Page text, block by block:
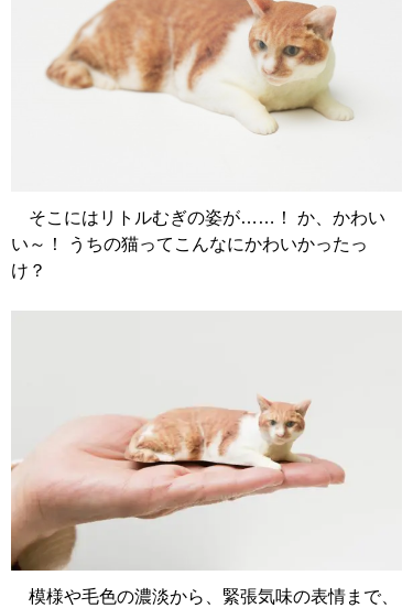
そこにはリトルむぎの姿が……！ か、かわい
い～！ うちの猫ってこんなにかわいかったっ
け？
模様や毛色の濃淡から、緊張気味の表情まで、